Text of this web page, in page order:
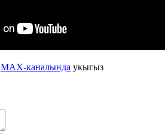
MAX-каналында укыгыз